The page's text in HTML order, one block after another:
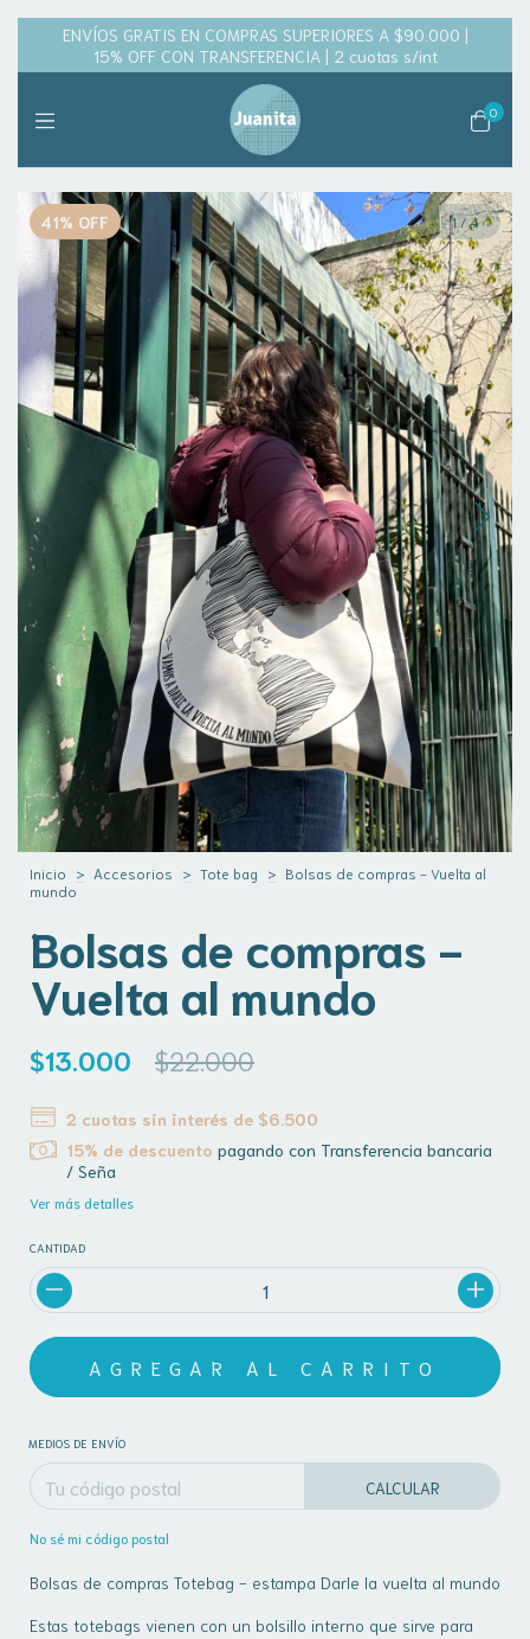
ENVÍOS GRATIS EN COMPRAS SUPERIORES A $90.000 |
15% OFF CON TRANSFERENCIA | 2 cuotas s/int
0
41% OFF 1/4
Inicio > Accesorios > Tote bag > Bolsas de compras - Vuelta al
mundo
Bolsas de compras -
Vuelta al mundo
$13.000 $22.000
2 cuotas sin interés de $6.500
15% de descuento pagando con Transferencia bancaria
/ Seña
Ver más detalles
CANTIDAD
MEDIOS DE ENVÍO
CALCULAR
No sé mi código postal
Bolsas de compras Totebag - estampa Darle la vuelta al mundo
Estas totebags vienen con un bolsillo interno que sirve para